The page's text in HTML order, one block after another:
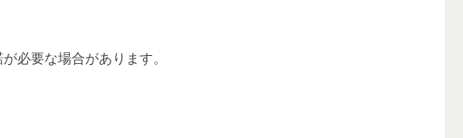
必要な場合があります。